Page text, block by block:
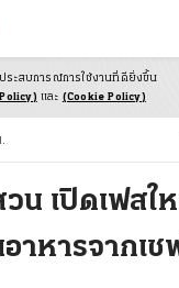
วน เปิดเฟสใ
าหารจากเ
ระสบการณ์การใช้งานที่ดียิ่งขึ้น
และ (Cookie Policy)